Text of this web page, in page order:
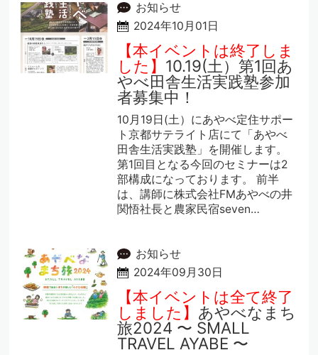
お知らせ
2024年10月01日
【本イベントは終了しま
した】 10.19(土）第1回あ
やべ田舎生活実践塾参加
者募集中！
10月19日(土）にあやべ定住サポー
ト京都サテライト店にて「あやべ
田舎生活実践塾」を開催します。
第1回目となる今回のセミナーは2
部構成になっております。 前半
は、講師に株式会社FMあやべの井
関悟社長と農家民宿seven…
お知らせ
2024年09月30日
【本イベントは全て終了
しました】 あやべなまち
旅2024 〜 SMALL
TRAVEL AYABE 〜